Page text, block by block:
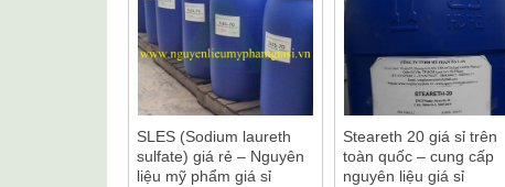
SLES (Sodium laureth
sulfate) giá rẻ – Nguyên
liệu mỹ phẩm giá sỉ
Steareth 20 giá sỉ trên
toàn quốc – cung cấp
nguyên liệu giá sỉ